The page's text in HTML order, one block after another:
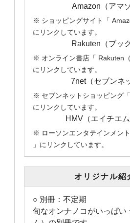
Amazon（アマゾ
※ ショッピングサイト「
にリンクしています。
Rakuten（ブッ
※ オンライン書店「 Rakuten
にリンクしています。
7net（セブンネ
※ セブンネットショッピング
にリンクしています。
HMV（エイチエム
※ ローソンエンタテインメン
」にリンクしています。
オリジナル紹
○ 別冊：不定期
旬なオンナノコがいっぱ